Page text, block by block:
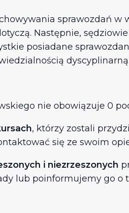
sprawozdań
Następnie,
posiadane
dyscyplinarną.
nie obowiązuje 0
, którzy zostali
się ze swoim
i niezrzeszonych
lub poinformujemy go